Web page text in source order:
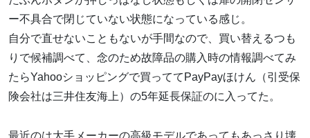
ー不具合で閉じていない状態になっている感じ。
自分で直せないこともないが手間なので、買い替えるつも
りで候補調べて、念のため故障品の購入時の情報調べてみ
たらYahooショッピングで買っててPayPayほけん（引受保
険会社は三井住友海上）の5年延長保証のに入ってた。